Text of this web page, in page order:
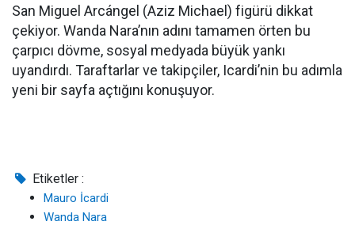
San Miguel Arcángel (Aziz Michael) figürü dikkat
çekiyor. Wanda Nara’nın adını tamamen örten bu
çarpıcı dövme, sosyal medyada büyük yankı
uyandırdı. Taraftarlar ve takipçiler, Icardi’nin bu adımla
yeni bir sayfa açtığını konuşuyor.
Etiketler :
Mauro İcardi
Wanda Nara